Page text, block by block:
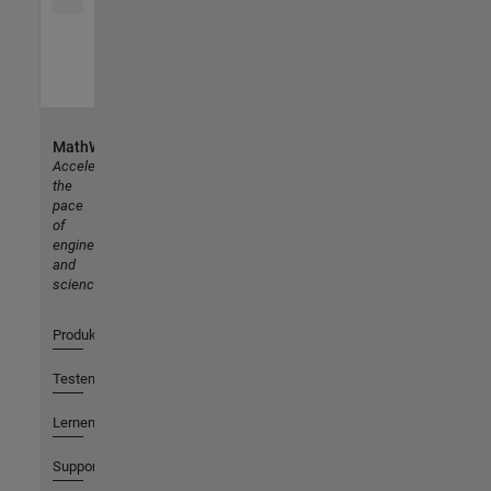
MathWorks
Accelerating
the
pace
of
engineering
and
science
Produkte
Testen oder Kaufen
Lernen
Support